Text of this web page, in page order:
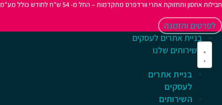
אחסון ותחזוקת אתרי וורדפרס מתקדמות – החל מ- 54 ש"ח לחודש כולל מע"מ
לפרטים והזמנה
בניית אתרים
לעסקים
השירותים
בניית אתרים לעסקים
השירותים שלנו